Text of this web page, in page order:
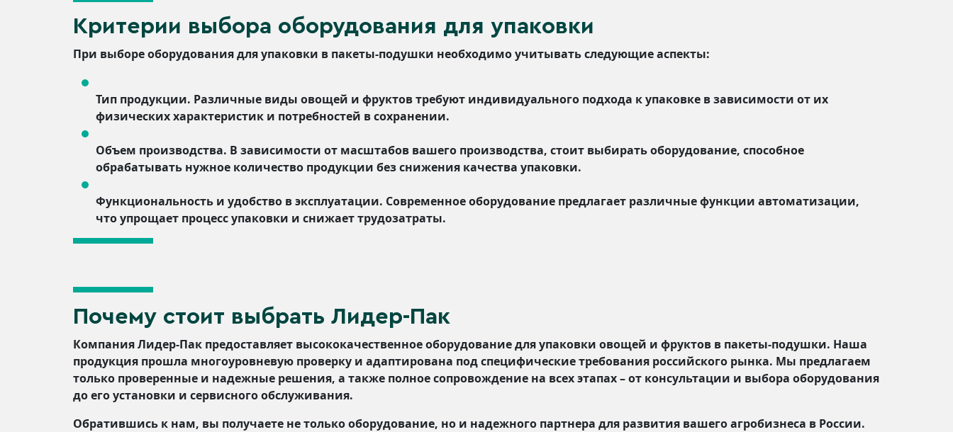
Критерии выбора оборудования для упаковки
При выборе оборудования для упаковки в пакеты-подушки необходимо учитывать следующие аспекты:
Тип продукции. Различные виды овощей и фруктов требуют индивидуального подхода к упаковке в зависимости от их
физических характеристик и потребностей в сохранении.
Объем производства. В зависимости от масштабов вашего производства, стоит выбирать оборудование, способное
обрабатывать нужное количество продукции без снижения качества упаковки.
Функциональность и удобство в эксплуатации. Современное оборудование предлагает различные функции автоматизации,
что упрощает процесс упаковки и снижает трудозатраты.
Почему стоит выбрать Лидер-Пак
Компания Лидер-Пак предоставляет высококачественное оборудование для упаковки овощей и фруктов в пакеты-подушки. Наша
продукция прошла многоуровневую проверку и адаптирована под специфические требования российского рынка. Мы предлагаем
только проверенные и надежные решения, а также полное сопровождение на всех этапах – от консультации и выбора оборудования
до его установки и сервисного обслуживания.
Обратившись к нам, вы получаете не только оборудование, но и надежного партнера для развития вашего агробизнеса в России.